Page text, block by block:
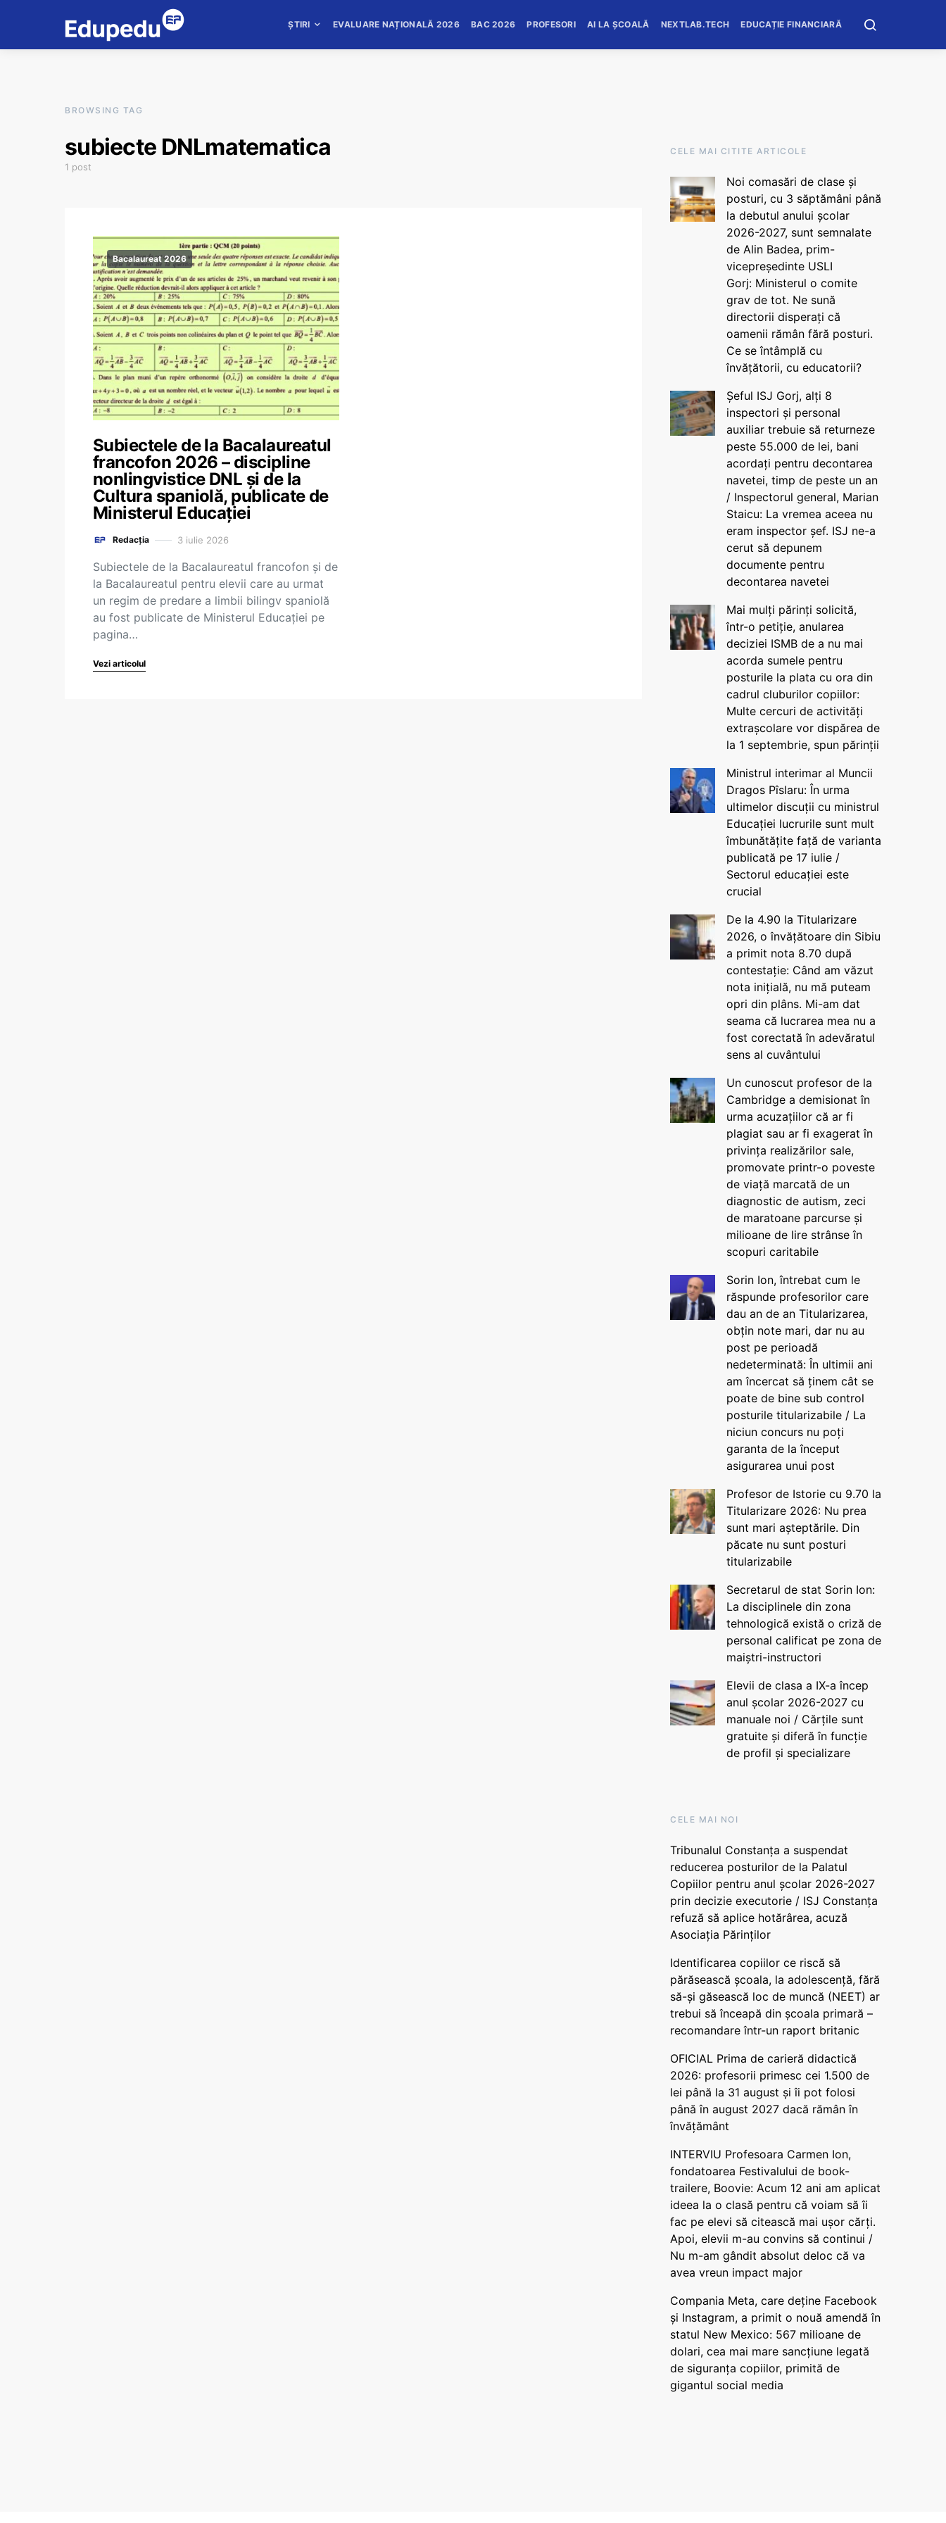
ȘTIRI EVALUARE NAȚIONALĂ 2026 BAC 2026 PROFESORI AI LA ȘCOALĂ NEXTLAB.TECH EDUCAȚIE FINANCIARĂ
BROWSING TAG
subiecte DNLmatematica
1 post
Bacalaureat 2026
Subiectele de la Bacalaureatul
francofon 2026 – discipline
nonlingvistice DNL și de la
Cultura spaniolă, publicate de
Ministerul Educației
Redacția 3 iulie 2026
Subiectele de la Bacalaureatul francofon și de
la Bacalaureatul pentru elevii care au urmat
un regim de predare a limbii bilingv spaniolă
au fost publicate de Ministerul Educației pe
pagina…
Vezi articolul
CELE MAI CITITE ARTICOLE
Noi comasări de clase și
posturi, cu 3 săptămâni până
la debutul anului școlar
2026-2027, sunt semnalate
de Alin Badea, prim-
vicepreședinte USLI
Gorj: Ministerul o comite
grav de tot. Ne sună
directorii disperați că
oamenii rămân fără posturi.
Ce se întâmplă cu
învățătorii, cu educatorii?
Șeful ISJ Gorj, alți 8
inspectori și personal
auxiliar trebuie să returneze
peste 55.000 de lei, bani
acordați pentru decontarea
navetei, timp de peste un an
/ Inspectorul general, Marian
Staicu: La vremea aceea nu
eram inspector șef. ISJ ne-a
cerut să depunem
documente pentru
decontarea navetei
Mai mulți părinți solicită,
într-o petiție, anularea
deciziei ISMB de a nu mai
acorda sumele pentru
posturile la plata cu ora din
cadrul cluburilor copiilor:
Multe cercuri de activități
extrașcolare vor dispărea de
la 1 septembrie, spun părinții
Ministrul interimar al Muncii
Dragos Pîslaru: În urma
ultimelor discuții cu ministrul
Educației lucrurile sunt mult
îmbunătățite față de varianta
publicată pe 17 iulie /
Sectorul educației este
crucial
De la 4.90 la Titularizare
2026, o învățătoare din Sibiu
a primit nota 8.70 după
contestație: Când am văzut
nota inițială, nu mă puteam
opri din plâns. Mi-am dat
seama că lucrarea mea nu a
fost corectată în adevăratul
sens al cuvântului
Un cunoscut profesor de la
Cambridge a demisionat în
urma acuzațiilor că ar fi
plagiat sau ar fi exagerat în
privința realizărilor sale,
promovate printr-o poveste
de viață marcată de un
diagnostic de autism, zeci
de maratoane parcurse și
milioane de lire strânse în
scopuri caritabile
Sorin Ion, întrebat cum le
răspunde profesorilor care
dau an de an Titularizarea,
obțin note mari, dar nu au
post pe perioadă
nedeterminată: În ultimii ani
am încercat să ținem cât se
poate de bine sub control
posturile titularizabile / La
niciun concurs nu poți
garanta de la început
asigurarea unui post
Profesor de Istorie cu 9.70 la
Titularizare 2026: Nu prea
sunt mari așteptările. Din
păcate nu sunt posturi
titularizabile
Secretarul de stat Sorin Ion:
La disciplinele din zona
tehnologică există o criză de
personal calificat pe zona de
maiștri-instructori
Elevii de clasa a IX-a încep
anul școlar 2026-2027 cu
manuale noi / Cărțile sunt
gratuite și diferă în funcție
de profil și specializare
CELE MAI NOI
Tribunalul Constanța a suspendat
reducerea posturilor de la Palatul
Copiilor pentru anul școlar 2026-2027
prin decizie executorie / ISJ Constanța
refuză să aplice hotărârea, acuză
Asociația Părinților
Identificarea copiilor ce riscă să
părăsească școala, la adolescență, fără
să-și găsească loc de muncă (NEET) ar
trebui să înceapă din școala primară –
recomandare într-un raport britanic
OFICIAL Prima de carieră didactică
2026: profesorii primesc cei 1.500 de
lei până la 31 august și îi pot folosi
până în august 2027 dacă rămân în
învățământ
INTERVIU Profesoara Carmen Ion,
fondatoarea Festivalului de book-
trailere, Boovie: Acum 12 ani am aplicat
ideea la o clasă pentru că voiam să îi
fac pe elevi să citească mai ușor cărți.
Apoi, elevii m-au convins să continui /
Nu m-am gândit absolut deloc că va
avea vreun impact major
Compania Meta, care deține Facebook
și Instagram, a primit o nouă amendă în
statul New Mexico: 567 milioane de
dolari, cea mai mare sancțiune legată
de siguranța copiilor, primită de
gigantul social media